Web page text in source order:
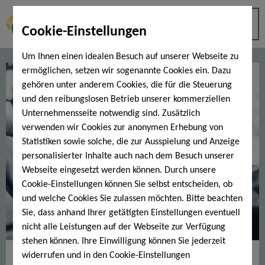
Cookie-Einstellungen
Um Ihnen einen idealen Besuch auf unserer Webseite zu
ermöglichen, setzen wir sogenannte Cookies ein. Dazu
gehören unter anderem Cookies, die für die Steuerung
und den reibungslosen Betrieb unserer kommerziellen
Unternehmensseite notwendig sind. Zusätzlich
verwenden wir Cookies zur anonymen Erhebung von
Statistiken sowie solche, die zur Ausspielung und Anzeige
personalisierter Inhalte auch nach dem Besuch unserer
Webseite eingesetzt werden können. Durch unsere
Cookie-Einstellungen können Sie selbst entscheiden, ob
und welche Cookies Sie zulassen möchten. Bitte beachten
Sie, dass anhand Ihrer getätigten Einstellungen eventuell
nicht alle Leistungen auf der Webseite zur Verfügung
stehen können. Ihre Einwilligung können Sie jederzeit
widerrufen und in den Cookie-Einstellungen
Fitnessprogramm "Bauch muss